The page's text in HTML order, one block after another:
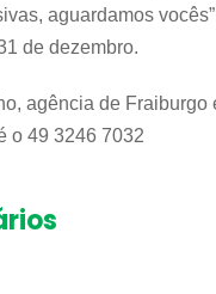
aguardamos
de dezembro.
agência de
o 49 3246 7032